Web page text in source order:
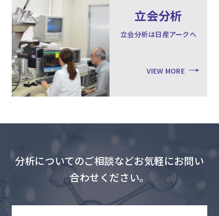
立会分析
立会分析は日産アークへ
VIEW MORE
分析についてのご相談などお気軽にお問い
合わせください。